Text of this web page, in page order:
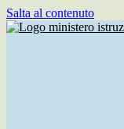
Salta al contenuto